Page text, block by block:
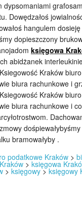
dypsomaniami
Dowędzałoś
hangulem
dopieszczony
księgowa
abidżanek
Kraków
biura rachunkowe i
Kraków
biura rachunkowe i
bramowałyby .
podatkowe Kraków >
> księgowa
> księgowy>księgowy